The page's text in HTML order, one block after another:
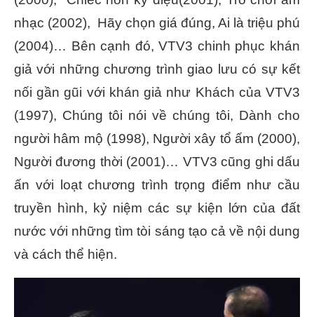
nhạc (2002), Hãy chọn giá đúng, Ai là triệu phú
(2004)… Bên cạnh đó, VTV3 chinh phục khán
giả với những chương trình giao lưu có sự kết
nối gần gũi với khán giả như Khách của VTV3
(1997), Chúng tôi nói về chúng tôi, Dành cho
người hâm mộ (1998), Người xây tổ ấm (2000),
Người đương thời (2001)… VTV3 cũng ghi dấu
ấn với loạt chương trình trọng điểm như cầu
truyền hình, kỷ niệm các sự kiện lớn của đất
nước với những tìm tòi sáng tạo cả về nội dung
và cách thể hiện.